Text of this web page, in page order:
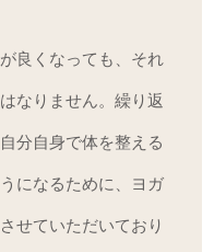
良くなっても、それ
なりません。繰り返
分自身で体を整える
になるために、ヨガ
せていただいており